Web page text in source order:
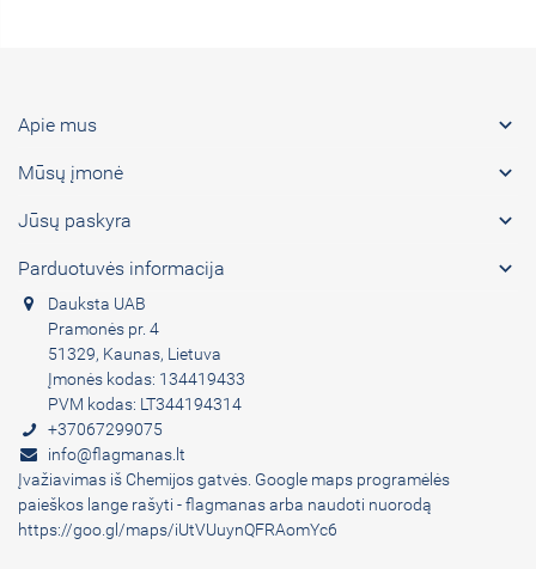
Apie mus 
Mūsų įmonė 
Jūsų paskyra 
Parduotuvės informacija 
Dauksta UAB
Pramonės pr. 4
51329, Kaunas, Lietuva
Įmonės kodas: 134419433
PVM kodas: LT344194314
+37067299075
info@flagmanas.lt
Įvažiavimas iš Chemijos gatvės. Google maps programėlės
paieškos lange rašyti - flagmanas arba naudoti nuorodą
https://goo.gl/maps/iUtVUuynQFRAomYc6